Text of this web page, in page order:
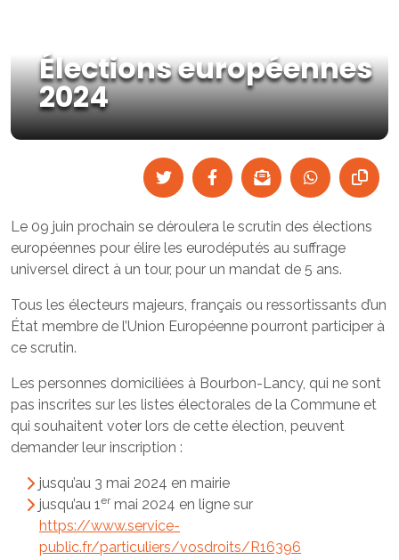
Élections européennes
2024
Le 09 juin prochain se déroulera le scrutin des élections
européennes pour élire les eurodéputés au suffrage
universel direct à un tour, pour un mandat de 5 ans.
Tous les électeurs majeurs, français ou ressortissants d’un
État membre de l’Union Européenne pourront participer à
ce scrutin.
Les personnes domiciliées à Bourbon-Lancy, qui ne sont
pas inscrites sur les listes électorales de la Commune et
qui souhaitent voter lors de cette élection, peuvent
demander leur inscription :
jusqu’au 3 mai 2024 en mairie
jusqu’au 1 ermai 2024 en ligne sur
https://www.service-
public.fr/particuliers/vosdroits/R16396